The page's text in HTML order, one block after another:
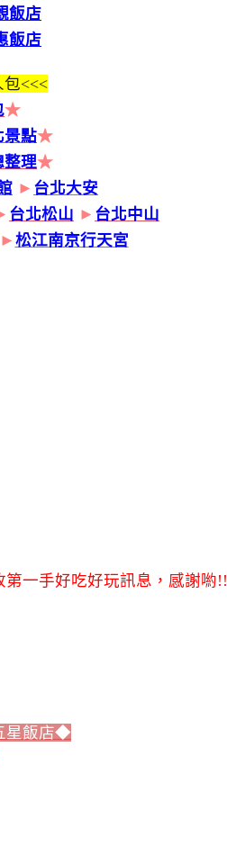
飯店
飯店
包<<<
★
景點★
整理★
► 台北大安
台北松山 ► 台北中山
松江南京行天宮
一手好吃好玩訊息，感謝喲!!
星飯店◆